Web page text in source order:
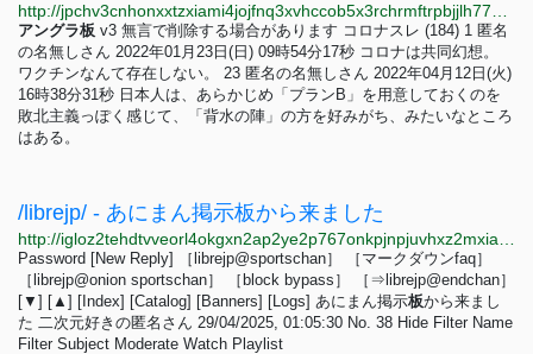
アングラ板 v3 無言で削除する場合があります コロナスレ (184) 1 匿名
の名無しさん 2022年01月23日(日) 09時54分17秒 コロナは共同幻想。
ワクチンなんて存在しない。 23 匿名の名無しさん 2022年04月12日(火)
16時38分31秒 日本人は、あらかじめ「プランB」を用意しておくのを
敗北主義っぽく感じて、「背水の陣」の方を好みがち、みたいなところ
はある。
/librejp/ - あにまん掲示板から来ました
Password [New Reply] ［librejp@sportschan］ ［マークダウンfaq］
［librejp@onion sportschan］ ［block bypass］ ［⇒librejp@endchan］
[▼] [▲] [Index] [Catalog] [Banners] [Logs] あにまん掲示板から来まし
た 二次元好きの匿名さん 29/04/2025, 01:05:30 No. 38 Hide Filter Name
Filter Subject Moderate Watch Playlist